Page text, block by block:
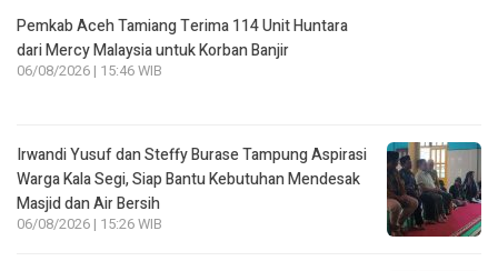
Pemkab Aceh Tamiang Terima 114 Unit Huntara
dari Mercy Malaysia untuk Korban Banjir
06/08/2026 | 15:46 WIB
Irwandi Yusuf dan Steffy Burase Tampung Aspirasi
Warga Kala Segi, Siap Bantu Kebutuhan Mendesak
Masjid dan Air Bersih
06/08/2026 | 15:26 WIB